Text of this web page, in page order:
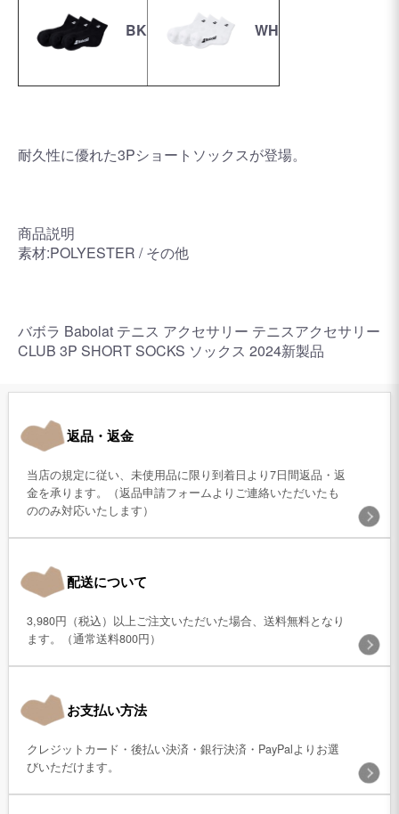
BK WH
耐久性に優れた3Pショートソックスが登場。
商品説明
素材:POLYESTER / その他
バボラ Babolat テニス アクセサリー テニスアクセサリー
CLUB 3P SHORT SOCKS ソックス 2024新製品
返品・返金
当店の規定に従い、未使用品に限り到着日より7日間返品・返
金を承ります。（返品申請フォームよりご連絡いただいたも
ののみ対応いたします）
配送について
3,980円（税込）以上ご注文いただいた場合、送料無料となり
ます。（通常送料800円）
お支払い方法
クレジットカード・後払い決済・銀行決済・PayPalよりお選
びいただけます。